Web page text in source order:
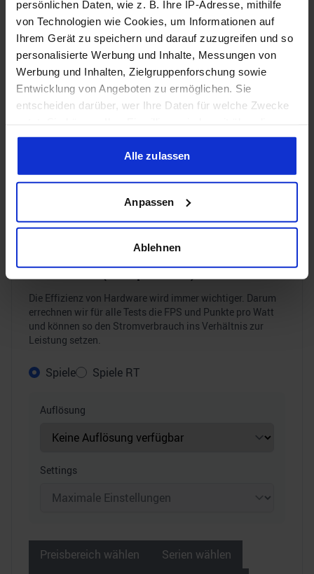
persönlichen Daten, wie z. B. Ihre IP-Adresse, mithilfe
von Technologien wie Cookies, um Informationen auf
Ihrem Gerät zu speichern und darauf zuzugreifen und so
personalisierte Werbung und Inhalte, Messungen von
Werbung und Inhalten, Zielgruppenforschung sowie
Entwicklung von Angeboten zu ermöglichen. Sie
entscheiden darüber, wer Ihre Daten für welche Zwecke
Cookie-Erklärung oder durch Klicken auf das Privacy
Trigger Symbol ändern oder widerrufen
Informationen über Ihre geografische Lage erfassen,
welche bis auf einige Meter genau sein können
Ihr Gerät durch aktives Scannen nach bestimmten
Erfahren Sie mehr darüber, wie Ihre persönlichen Daten
verarbeitet werden, und legen Sie Ihre Präferenzen im
Abschnitt Einzelheitenfest.
Wir verwenden Cookies, um Inhalte und Anzeigen zu
zu können und die Zugriffe auf unsere Website zu
Verwendung unserer Website an unsere Partner für
Partner führen diese Informationen möglicherweise mit
haben oder die sie im Rahmen Ihrer Nutzung der Dienste
gesammelt haben.
Alle zulassen
Anpassen
Ablehnen
Preisbereich wählen
Serien wählen
Spiele wählen
Mobile GPU anzeigen
Average
1% Low
gefunden.
3. Effizienz (FPS pro Watt)
Die Effizienz von Hardware wird immer wichtiger. Darum
errechnen wir für alle Tests die FPS und Punkte pro Watt
und können so den Stromverbrauch ins Verhältnis zur
Leistung setzen.
Spiele Spiele RT
Auflösung
Settings
Preisbereich wählen
Serien wählen